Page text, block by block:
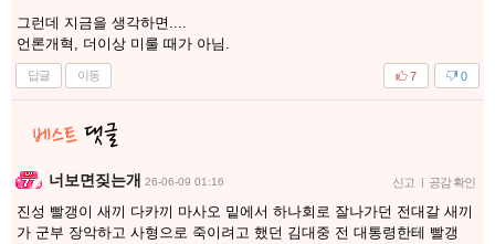
그런데 지금을 생각하면....
언론개혁, 더이상 미룰 때가 아님.
답글 이동 0
7
너보면짖는개 26-06-09 01:16 신고 | 공감 확인
진성 빨갱이 새끼 다카끼 마사오 밑에서 하나회로 잘나가던 전대갈 새끼
가 군부 장악하고 사형으로 죽이려고 했던 김대중 전 대통령한테 빨갱